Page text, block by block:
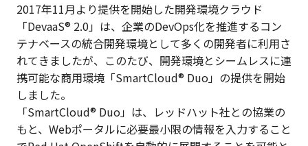
2017年11月より提供を開始した開発環境クラウド
「DevaaS® 2.0」は、企業のDevOps化を推進するコン
テナベースの統合開発環境として多くの開発者に利用さ
れてきましたが、このたび、開発環境とシームレスに連
携可能な商用環境「SmartCloud® Duo」の提供を開始
しました。
「SmartCloud® Duo」は、レッドハット社との協業の
もと、Webポータルに必要最小限の情報を入力すること